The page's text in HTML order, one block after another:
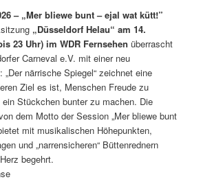
– „Mer bliewe bunt – ejal wat kütt!”
„Düsseldorf Helau“ am 14.
23 Uhr) im WDR Fernsehen überrascht
Carneval e.V. mit einer neu
„Der närrische Spiegel“ zeichnet eine
Ziel es ist, Menschen Freude zu
Stückchen bunter zu machen. Die
dem Motto der Session „Mer bliewe bunt
mit musikalischen Höhepunkten,
und „narrensicheren“ Büttenrednern
begehrt.